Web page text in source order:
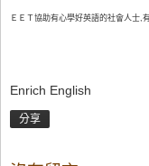
ＥＥＴ協助有心學好英語的社會人士,
Enrich English
分享